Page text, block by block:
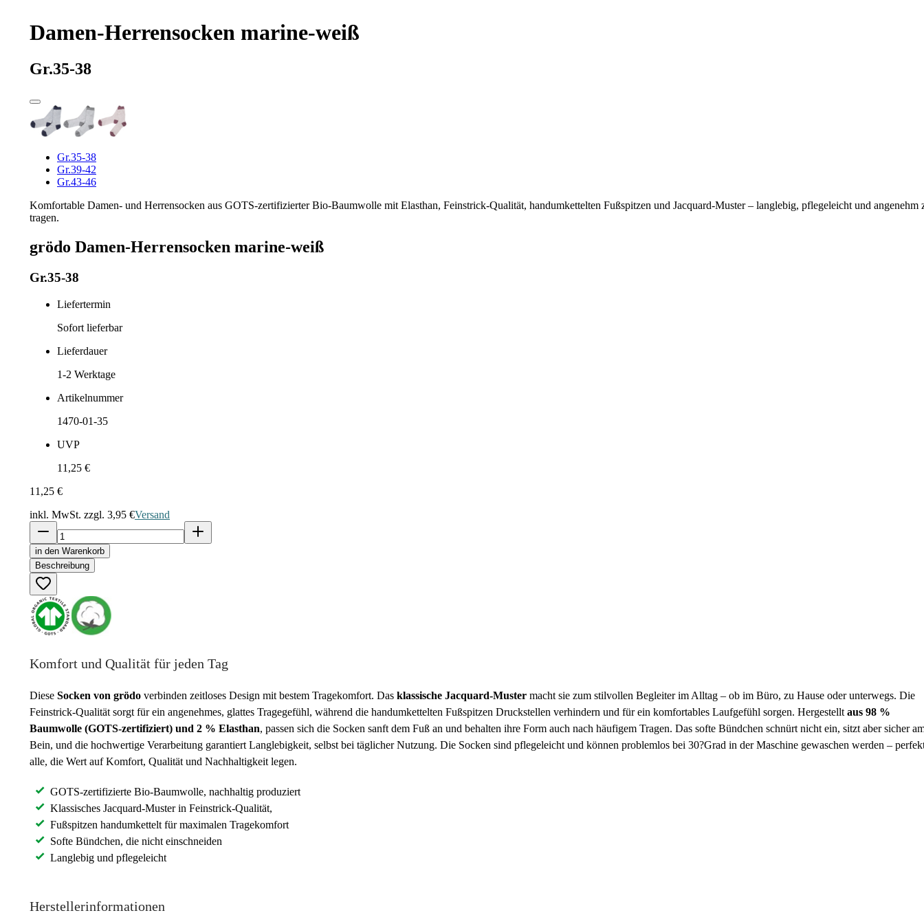
Damen-Herrensocken marine-weiß
Gr.35-38
Gr.35-38
Gr.39-42
Gr.43-46
Komfortable Damen- und Herrensocken aus GOTS-zertifizierter Bio-Baumwolle mit Elasthan, Feinstrick-Qualität, handumkettelten Fußspitzen und Jacquard-Muster – langlebig, pflegeleicht und angenehm
tragen.
grödo Damen-Herrensocken marine-weiß
Gr.35-38
Liefertermin
Sofort lieferbar
Lieferdauer
1-2 Werktage
Artikelnummer
1470-01-35
UVP
11,25 €
11,25 €
inkl. MwSt. zzgl. 3,95 €Versand
in den Warenkorb
Beschreibung
Komfort und Qualität für jeden Tag
Diese Socken von grödo verbinden zeitloses Design mit bestem Tragekomfort. Das klassische Jacquard-Muster macht sie zum stilvollen Begleiter im Alltag – ob im Büro, zu Hause oder unterwegs. Die
Feinstrick-Qualität sorgt für ein angenehmes, glattes Tragegefühl, während die handumkettelten Fußspitzen Druckstellen verhindern und für ein komfortables Laufgefühl sorgen. Hergestellt aus 98 %
Baumwolle (GOTS-zertifiziert) und 2 % Elasthan, passen sich die Socken sanft dem Fuß an und behalten ihre Form auch nach häufigem Tragen. Das softe Bündchen schnürt nicht ein, sitzt aber sicher
Bein, und die hochwertige Verarbeitung garantiert Langlebigkeit, selbst bei täglicher Nutzung. Die Socken sind pflegeleicht und können problemlos bei 30?Grad in der Maschine gewaschen werden –
alle, die Wert auf Komfort, Qualität und Nachhaltigkeit legen.
GOTS-zertifizierte Bio-Baumwolle, nachhaltig produziert
Klassisches Jacquard-Muster in Feinstrick-Qualität,
Fußspitzen handumkettelt für maximalen Tragekomfort
Softe Bündchen, die nicht einschneiden
Langlebig und pflegeleicht
Herstellerinformationen